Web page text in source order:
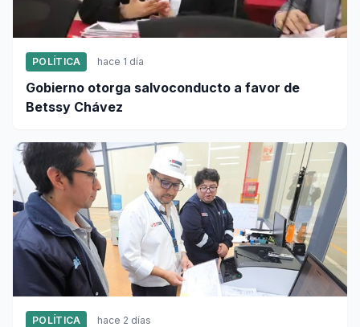
POLÍTICA hace 1 día
Gobierno otorga salvoconducto a favor de
Betssy Chávez
POLÍTICA hace 2 días